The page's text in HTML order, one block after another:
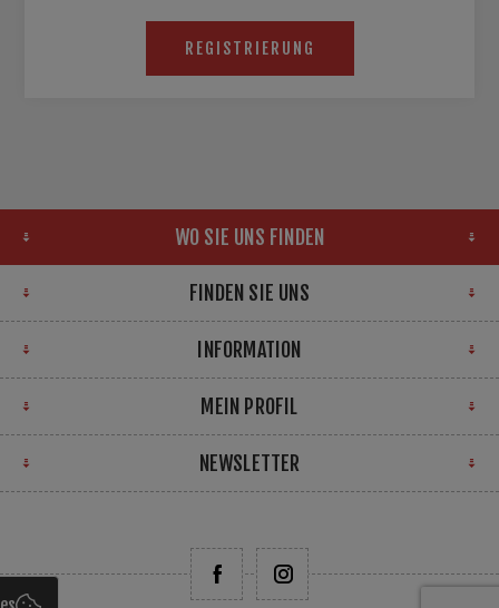
REGISTRIERUNG
WO SIE UNS FINDEN
FINDEN SIE UNS
INFORMATION
MEIN PROFIL
NEWSLETTER